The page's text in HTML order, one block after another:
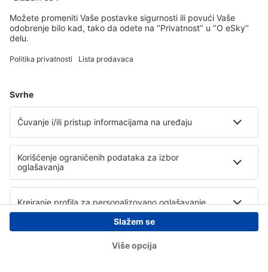
Copyright © eSky.rs. Sva prava zadržana.